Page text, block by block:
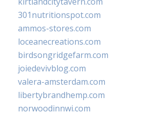
301nutritionspot.com
ammos-stores.com
loceanecreations.com
birdsongridgefarm.com
joiedevivblog.com
valera-amsterdam.com
libertybrandhemp.com
norwoodinnwi.com